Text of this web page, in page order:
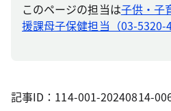
このページの担当は子供・子
援課母子保健担当（03-5320-
記事ID：114-001-20240814-